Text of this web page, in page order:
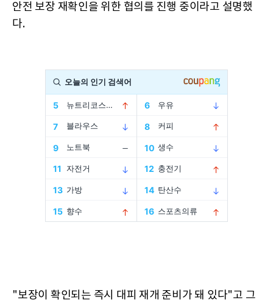
안전 보장 재확인을 위한 협의를 진행 중이라고 설명했
다.
"보장이 확인되는 즉시 대피 재개 준비가 돼 있다"고 그